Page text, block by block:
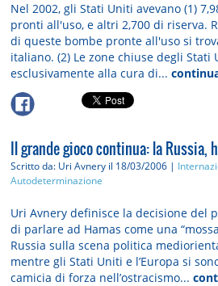
Nel 2002, gli Stati Uniti avevano (1)
pronti all'uso, e altri 2,700 di riserva.
di queste bombe pronte all'uso si
italiano. (2) Le zone chiuse degli Stati
esclusivamente alla cura di...
Il grande gioco continua: la
Scritto da: Uri Avnery il 18/03/2006 |
Autodeterminazione
Uri Avnery definisce la decisione del
di parlare ad Hamas come una
Russia sulla scena politica
mentre gli Stati Uniti e l’Europa si
camicia di forza nell’ostracismo...